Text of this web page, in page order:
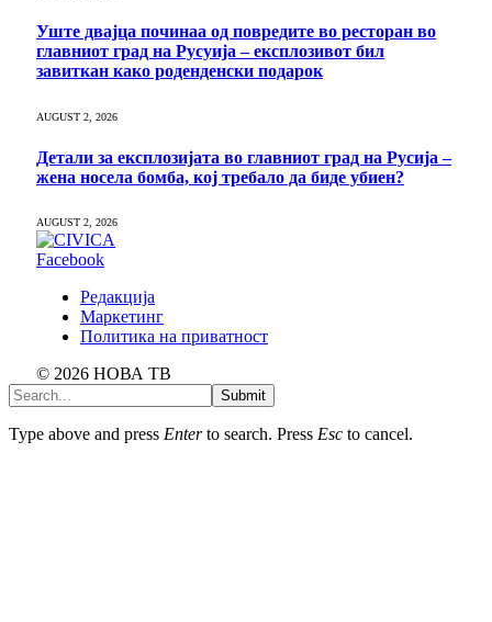
Уште двајца починаа од повредите во ресторан во
главниот град на Русуија – експлозивот бил
завиткан како роденденски подарок
AUGUST 2, 2026
Детали за експлозијата во главниот град на Русија –
жена носела бомба, кој требало да биде убиен?
AUGUST 2, 2026
Facebook
Редакција
Маркетинг
Политика на приватност
© 2026 НОВА ТВ
Submit
Type above and press Enterto search. Press Esc to cancel.